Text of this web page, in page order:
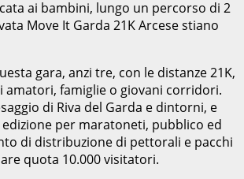
ai bambini, lungo un percorso di 2
Move It Garda 21K Arcese stiano
gara, anzi tre, con le distanze 21K,
amatori, famiglie o giovani corridori.
di Riva del Garda e dintorni, e
per maratoneti, pubblico ed
di distribuzione di pettorali e pacchi
quota 10.000 visitatori.